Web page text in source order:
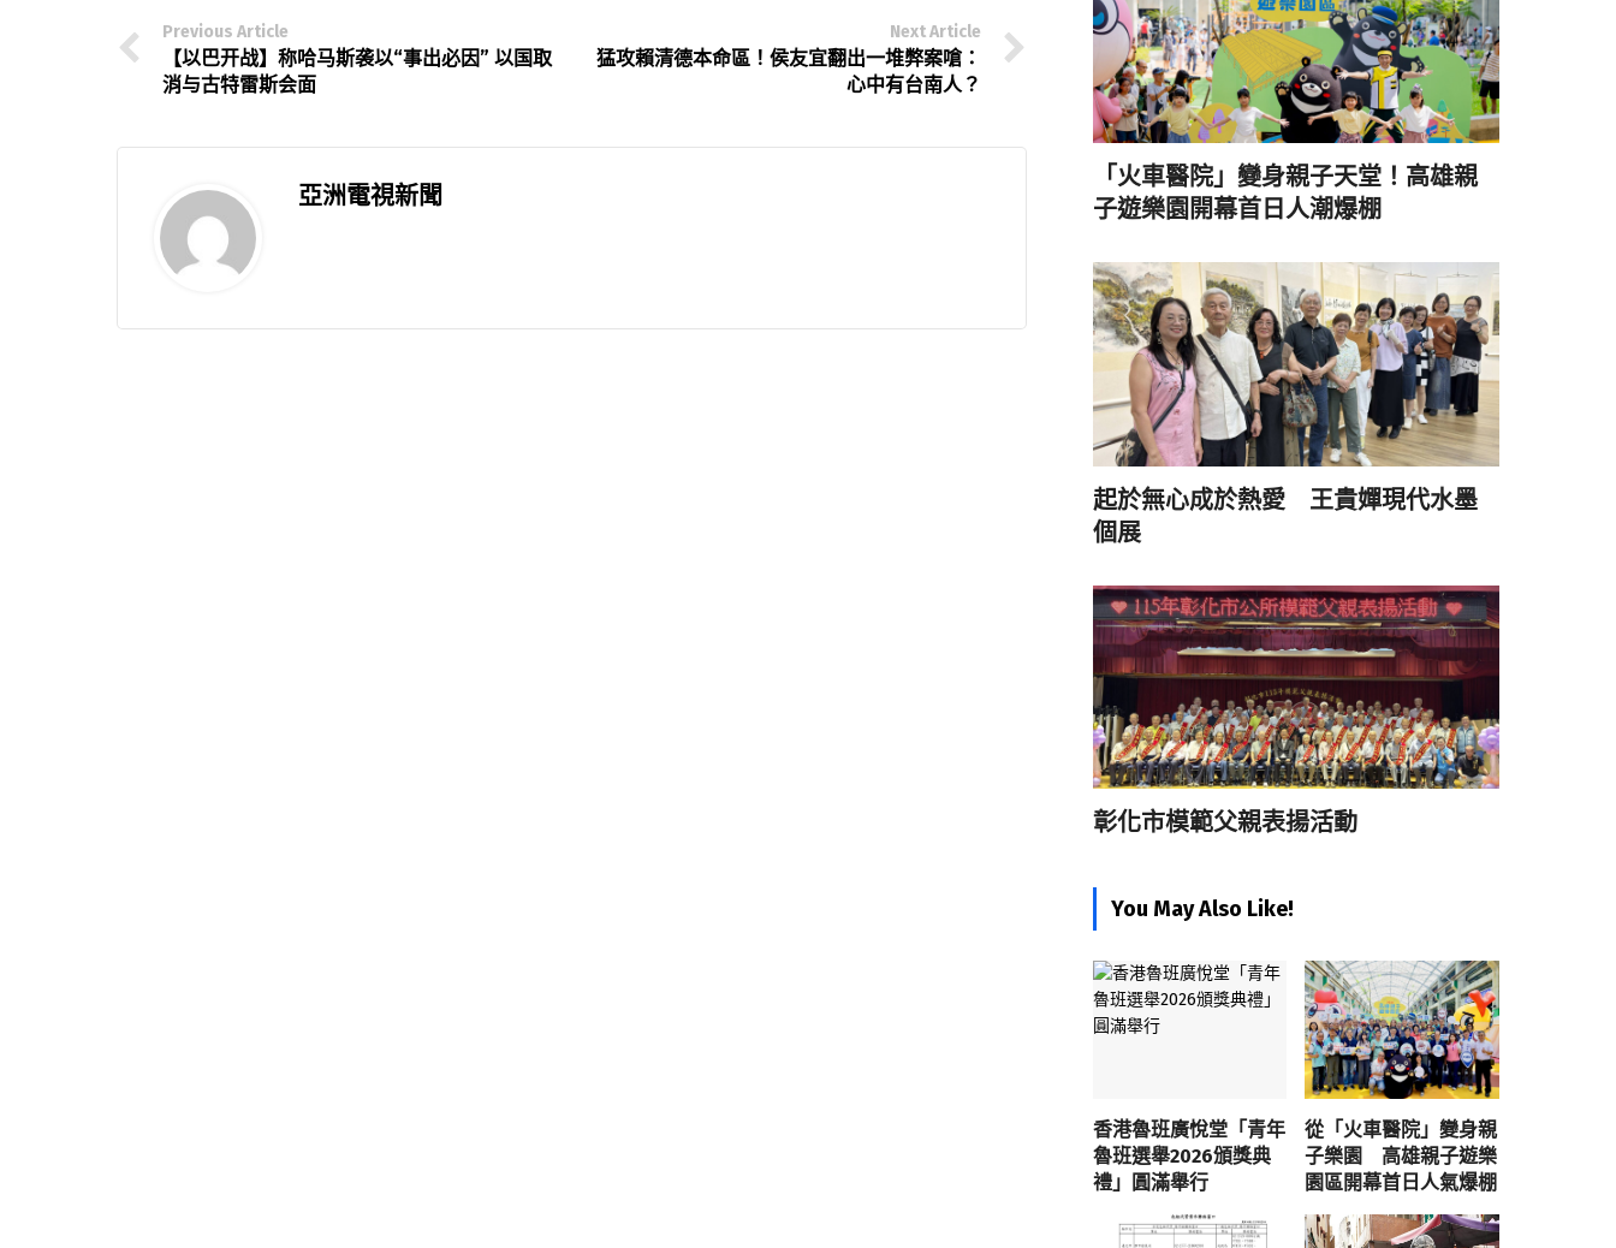
Previous Article
【以巴开战】称哈马斯袭以“事出必因” 以国取
消与古特雷斯会面
Next Article
猛攻賴清德本命區！侯友宜翻出一堆弊案嗆：
心中有台南人？
亞洲電視新聞
「火車醫院」變身親子天堂！高雄親
子遊樂園開幕首日人潮爆棚
起於無心成於熱愛 王貴嬋現代水墨
個展
彰化市模範父親表揚活動
You May Also Like!
香港魯班廣悅堂「青年
魯班選舉2026頒獎典
禮」圓滿舉行
從「火車醫院」變身親
子樂園 高雄親子遊樂
園區開幕首日人氣爆棚